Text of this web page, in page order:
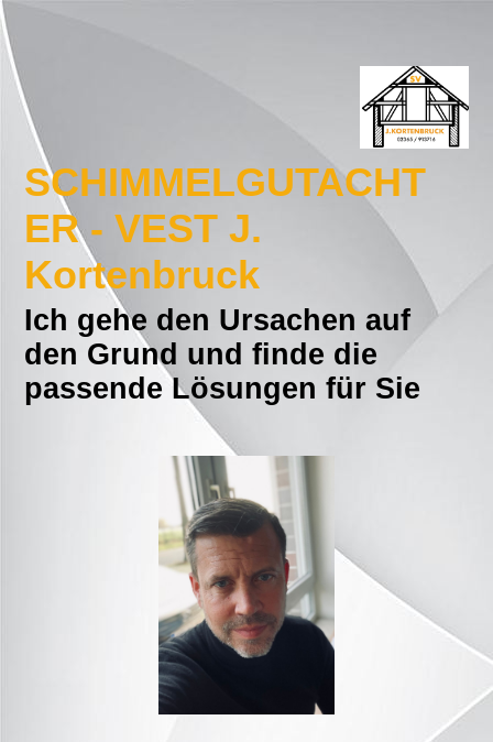
SCHIMMELGUTACHT
ER - VEST J.
Kortenbruck
Ich gehe den Ursachen auf
den Grund und finde die
passende Lösungen für Sie